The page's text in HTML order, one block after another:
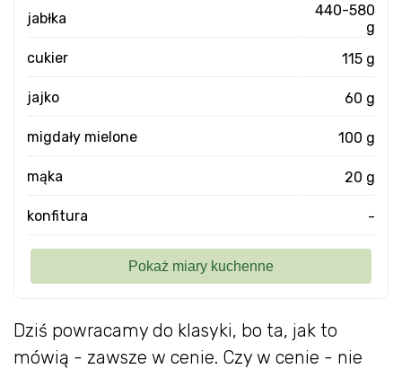
Dziś powracamy do klasyki, bo ta, jak to
mówią - zawsze w cenie. Czy w cenie - nie
jabłka
440-580
g
cukier
115 g
jajko 60 g
migdały mielone 100 g
mąka 20 g
konfitura -